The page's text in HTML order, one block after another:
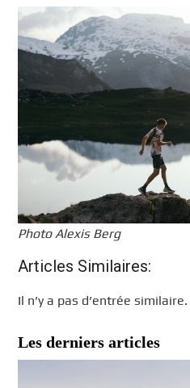
Photo Alexis Berg
Articles Similaires:
Il n’y a pas d’entrée similaire.
Les derniers articles